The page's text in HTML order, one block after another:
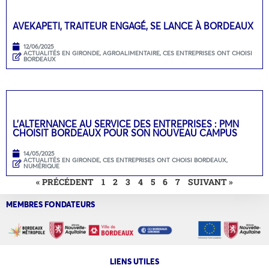
AVEKAPETI, TRAITEUR ENGAGÉ, SE LANCE À BORDEAUX
12/06/2025
ACTUALITÉS EN GIRONDE, AGROALIMENTAIRE, CES ENTREPRISES ONT CHOISI
BORDEAUX
L’ALTERNANCE AU SERVICE DES ENTREPRISES : PMN
CHOISIT BORDEAUX POUR SON NOUVEAU CAMPUS
14/05/2025
ACTUALITÉS EN GIRONDE, CES ENTREPRISES ONT CHOISI BORDEAUX,
NUMÉRIQUE
« PRÉCÉDENT 1 2 3 4 5 6 7 SUIVANT »
MEMBRES FONDATEURS
LIENS UTILES